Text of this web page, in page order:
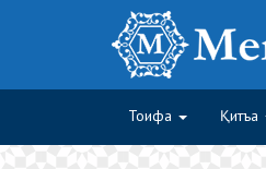
Тоифа Қитъа